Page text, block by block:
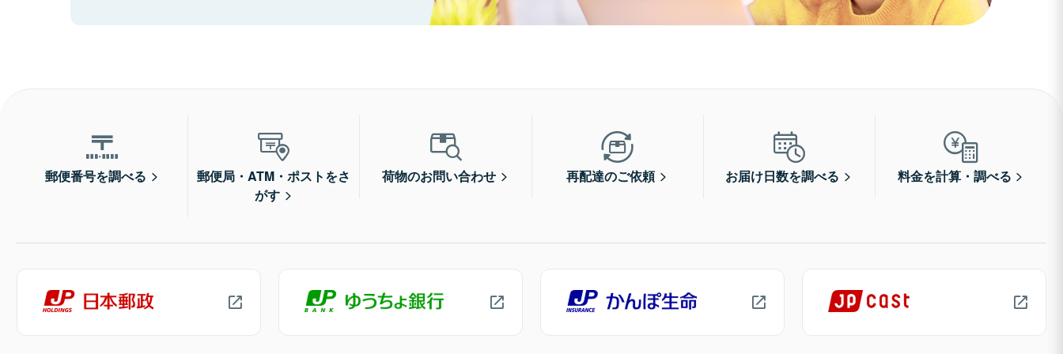
郵便番号を調べる
郵便局・ATM・ポストをさ
がす
荷物のお問い合わせ 再配達のご依頼 お届け日数を調べる 料金を計算・調べる